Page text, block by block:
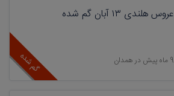
گم شده
عروس هلندی ۱۳ آبان گم شده
9 ماه پیش در همدان